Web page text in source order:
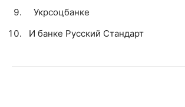
Укрсоцбанке
И банке Русский Стандарт